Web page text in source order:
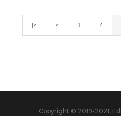
|< < 3 4
Copyright © 2019-2021,